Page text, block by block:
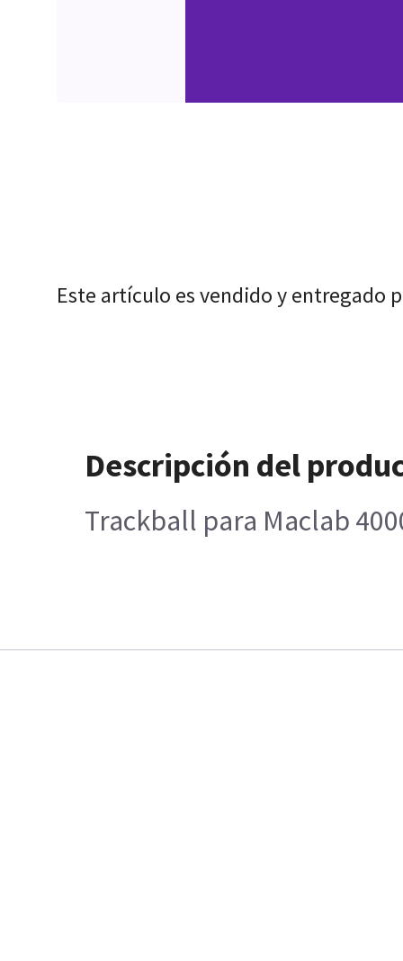
Este artículo es vendido y entregado
Descripción del
Trackball para Maclab